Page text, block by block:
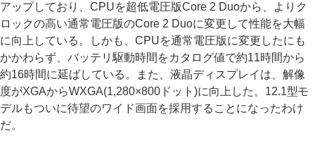
アップしており、CPUを超低電圧版Core 2 Duoから、よりク
ロックの高い通常電圧版のCore 2 Duoに変更して性能を大幅
に向上している。しかも、CPUを通常電圧版に変更したにも
かかわらず、バッテリ駆動時間をカタログ値で約11時間から
約16時間に延ばしている。また、液晶ディスプレイは、解像
度がXGAからWXGA(1,280×800ドット)に向上した。12.1型モ
デルもついに待望のワイド画面を採用することになったわけ
だ。